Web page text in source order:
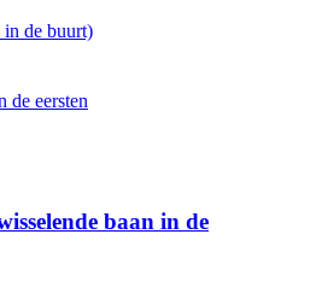
de buurt)
de eersten
baan in de